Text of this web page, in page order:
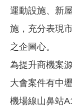
運動設施、新
施，充分表現
之企圖心。
為提升商機案
大會案件有中
機場線山鼻站